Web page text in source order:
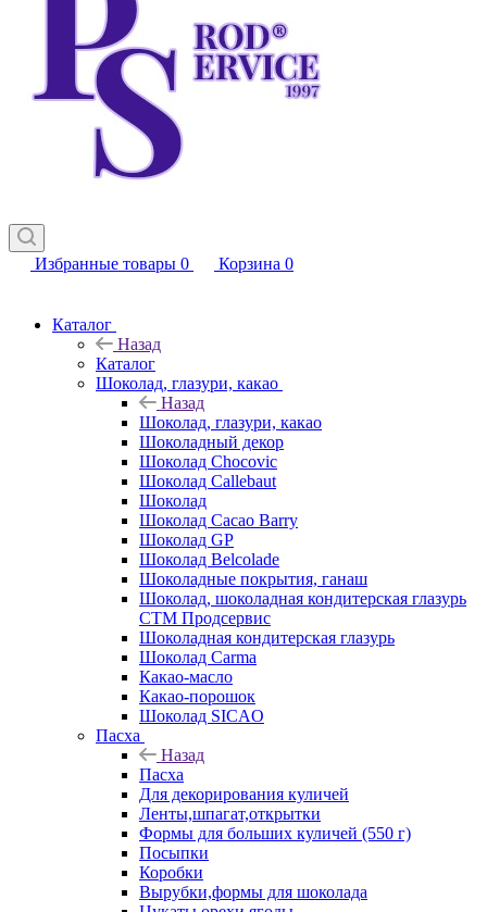
Избранные товары 0 Корзина 0
Каталог
Назад
Каталог
Шоколад, глазури, какао
Назад
Шоколад, глазури, какао
Шоколадный декор
Шоколад Chocovic
Шоколад Callebaut
Шоколад
Шоколад Cacao Barry
Шоколад GP
Шоколад Belcolade
Шоколадные покрытия, ганаш
Шоколад, шоколадная кондитерская глазурь
СТМ Продсервис
Шоколадная кондитерская глазурь
Шоколад Carma
Какао-масло
Какао-порошок
Шоколад SICAO
Пасха
Назад
Пасха
Для декорирования куличей
Ленты,шпагат,открытки
Формы для больших куличей (550 г)
Посыпки
Коробки
Вырубки,формы для шоколада